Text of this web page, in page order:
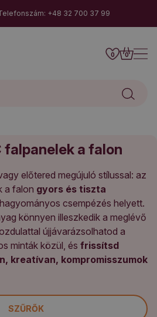
+48 32 700 37 99
0 0
falpanelek a falon
előtered megújuló stílussal: az
a falon gyors és tiszta
csempézés helyett.
könnyen illeszkedik a meglévő
újjávarázsolhatod a
minták közül, és frissítsd
kreatívan, kompromisszumok
SZŰRŐK